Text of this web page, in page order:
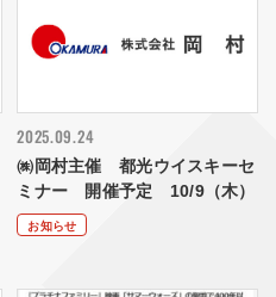
2025.09.24
㈱岡村主催 都光ウイスキーセ
ミナー 開催予定 10/9（木）
お知らせ